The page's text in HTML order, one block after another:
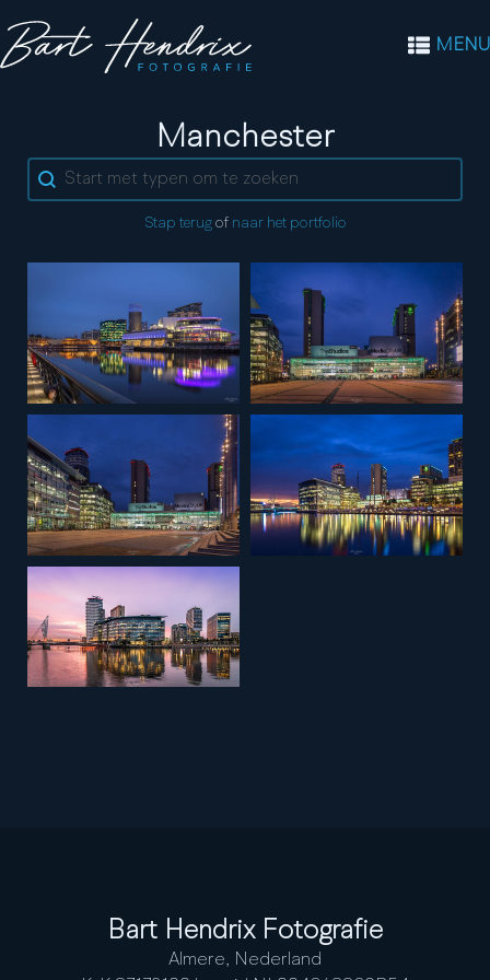
MENU
Tag:
Manchester
Search content
Stap terugof naar het portfolio
Bart Hendrix Fotografie
Almere, Nederland